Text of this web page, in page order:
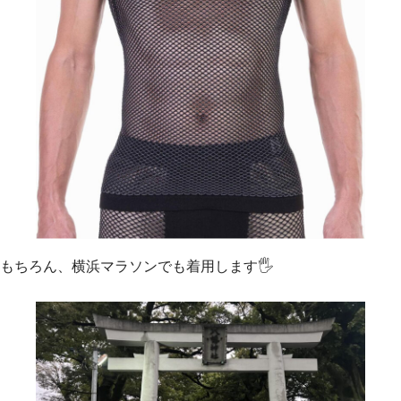
もちろん、横浜マラソンでも着用します🖐️